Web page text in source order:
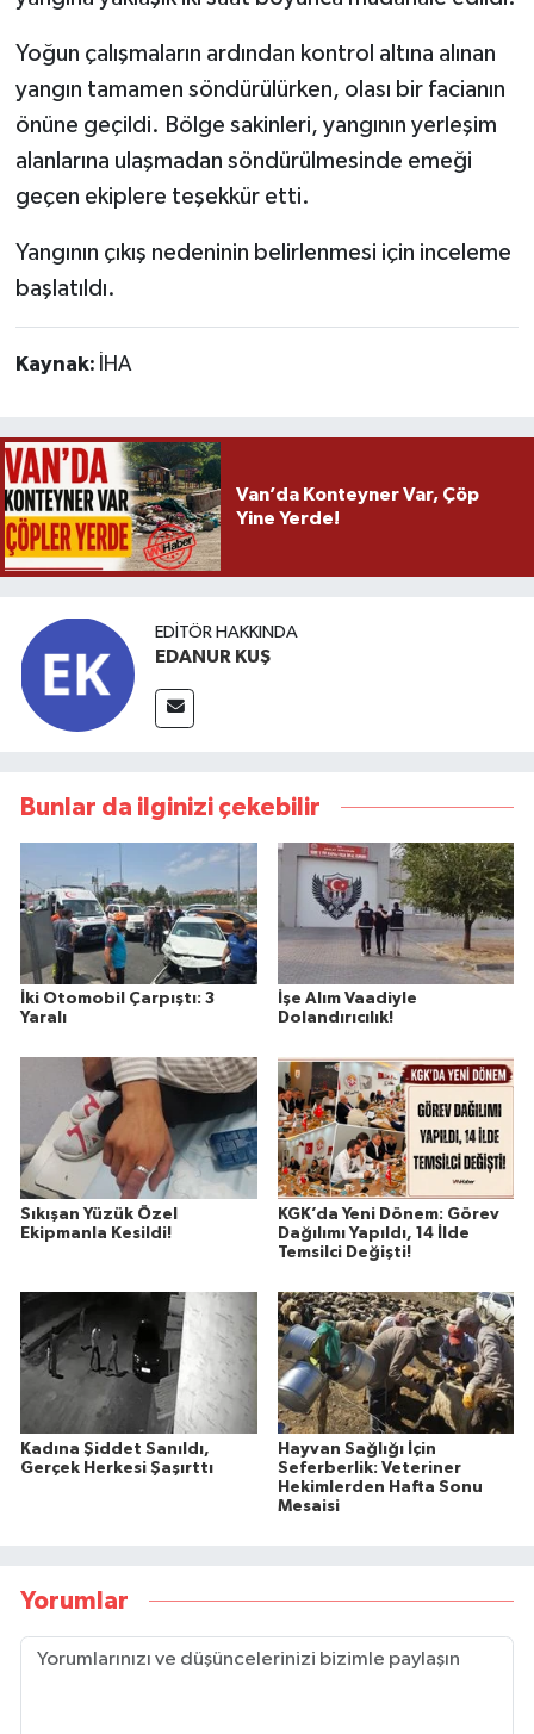
Yoğun çalışmaların ardından kontrol altına alınan
yangın tamamen söndürülürken, olası bir facianın
önüne geçildi. Bölge sakinleri, yangının yerleşim
alanlarına ulaşmadan söndürülmesinde emeği
geçen ekiplere teşekkür etti.
Yangının çıkış nedeninin belirlenmesi için inceleme
başlatıldı.
Kaynak: İHA
Van’da Konteyner Var, Çöp
Yine Yerde!
EDITÖR HAKKINDA
EDANUR KUŞ
Bunlar da ilginizi çekebilir
İki Otomobil Çarpıştı: 3
Yaralı
İşe Alım Vaadiyle
Dolandırıcılık!
Sıkışan Yüzük Özel
Ekipmanla Kesildi!
KGK’da Yeni Dönem: Görev
Dağılımı Yapıldı, 14 İlde
Temsilci Değişti!
Kadına Şiddet Sanıldı,
Gerçek Herkesi Şaşırttı
Hayvan Sağlığı İçin
Seferberlik: Veteriner
Hekimlerden Hafta Sonu
Mesaisi
Yorumlar